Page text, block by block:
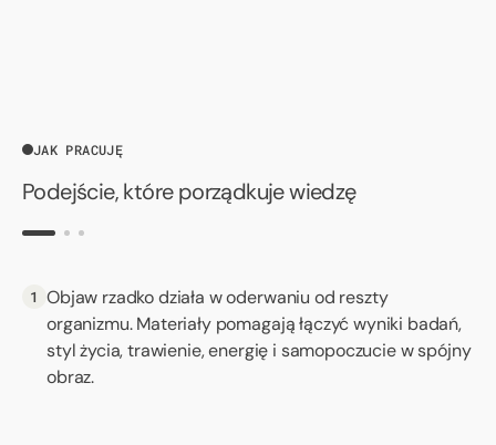
JAK PRACUJĘ
Podejście, które porządkuje wiedzę
Kontekst zamiast skrótów
Objaw rzadko działa w oderwaniu od reszty
organizmu. Materiały pomagają łączyć wyniki badań,
styl życia, trawienie, energię i samopoczucie w spójny
obraz.